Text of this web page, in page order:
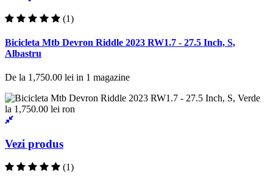
(1)
Bicicleta Mtb Devron Riddle 2023 RW1.7 - 27.5 Inch, S,
Albastru
De la 1,750.00 lei in 1 magazine
Vezi produs
(1)